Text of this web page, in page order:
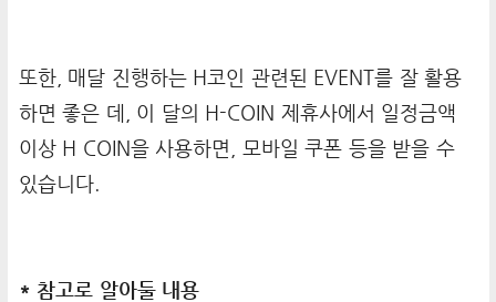
또한, 매달 진행하는 H코인 관련된 EVENT를 잘 활용
하면 좋은 데, 이 달의 H-COIN 제휴사에서 일정금액
이상 H COIN을 사용하면, 모바일 쿠폰 등을 받을 수
있습니다.
* 참고로 알아둘 내용